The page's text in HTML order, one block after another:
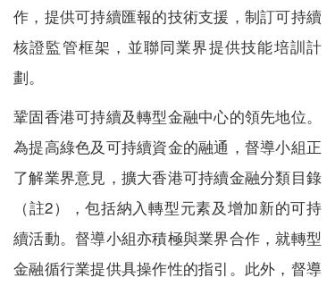
作，提供可持續匯報的技術支援，制訂可持續
核證監管框架，並聯同業界提供技能培訓計
劃。
鞏固香港可持續及轉型金融中心的領先地位。
為提高綠色及可持續資金的融通，督導小組正
了解業界意見，擴大香港可持續金融分類目錄
（註2），包括納入轉型元素及增加新的可持
續活動。督導小組亦積極與業界合作，就轉型
金融循行業提供具操作性的指引。此外，督導